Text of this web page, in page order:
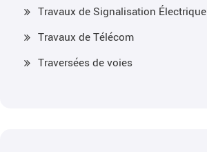
Travaux de Signalisation Électrique
Travaux de Télécom
Traversées de voies